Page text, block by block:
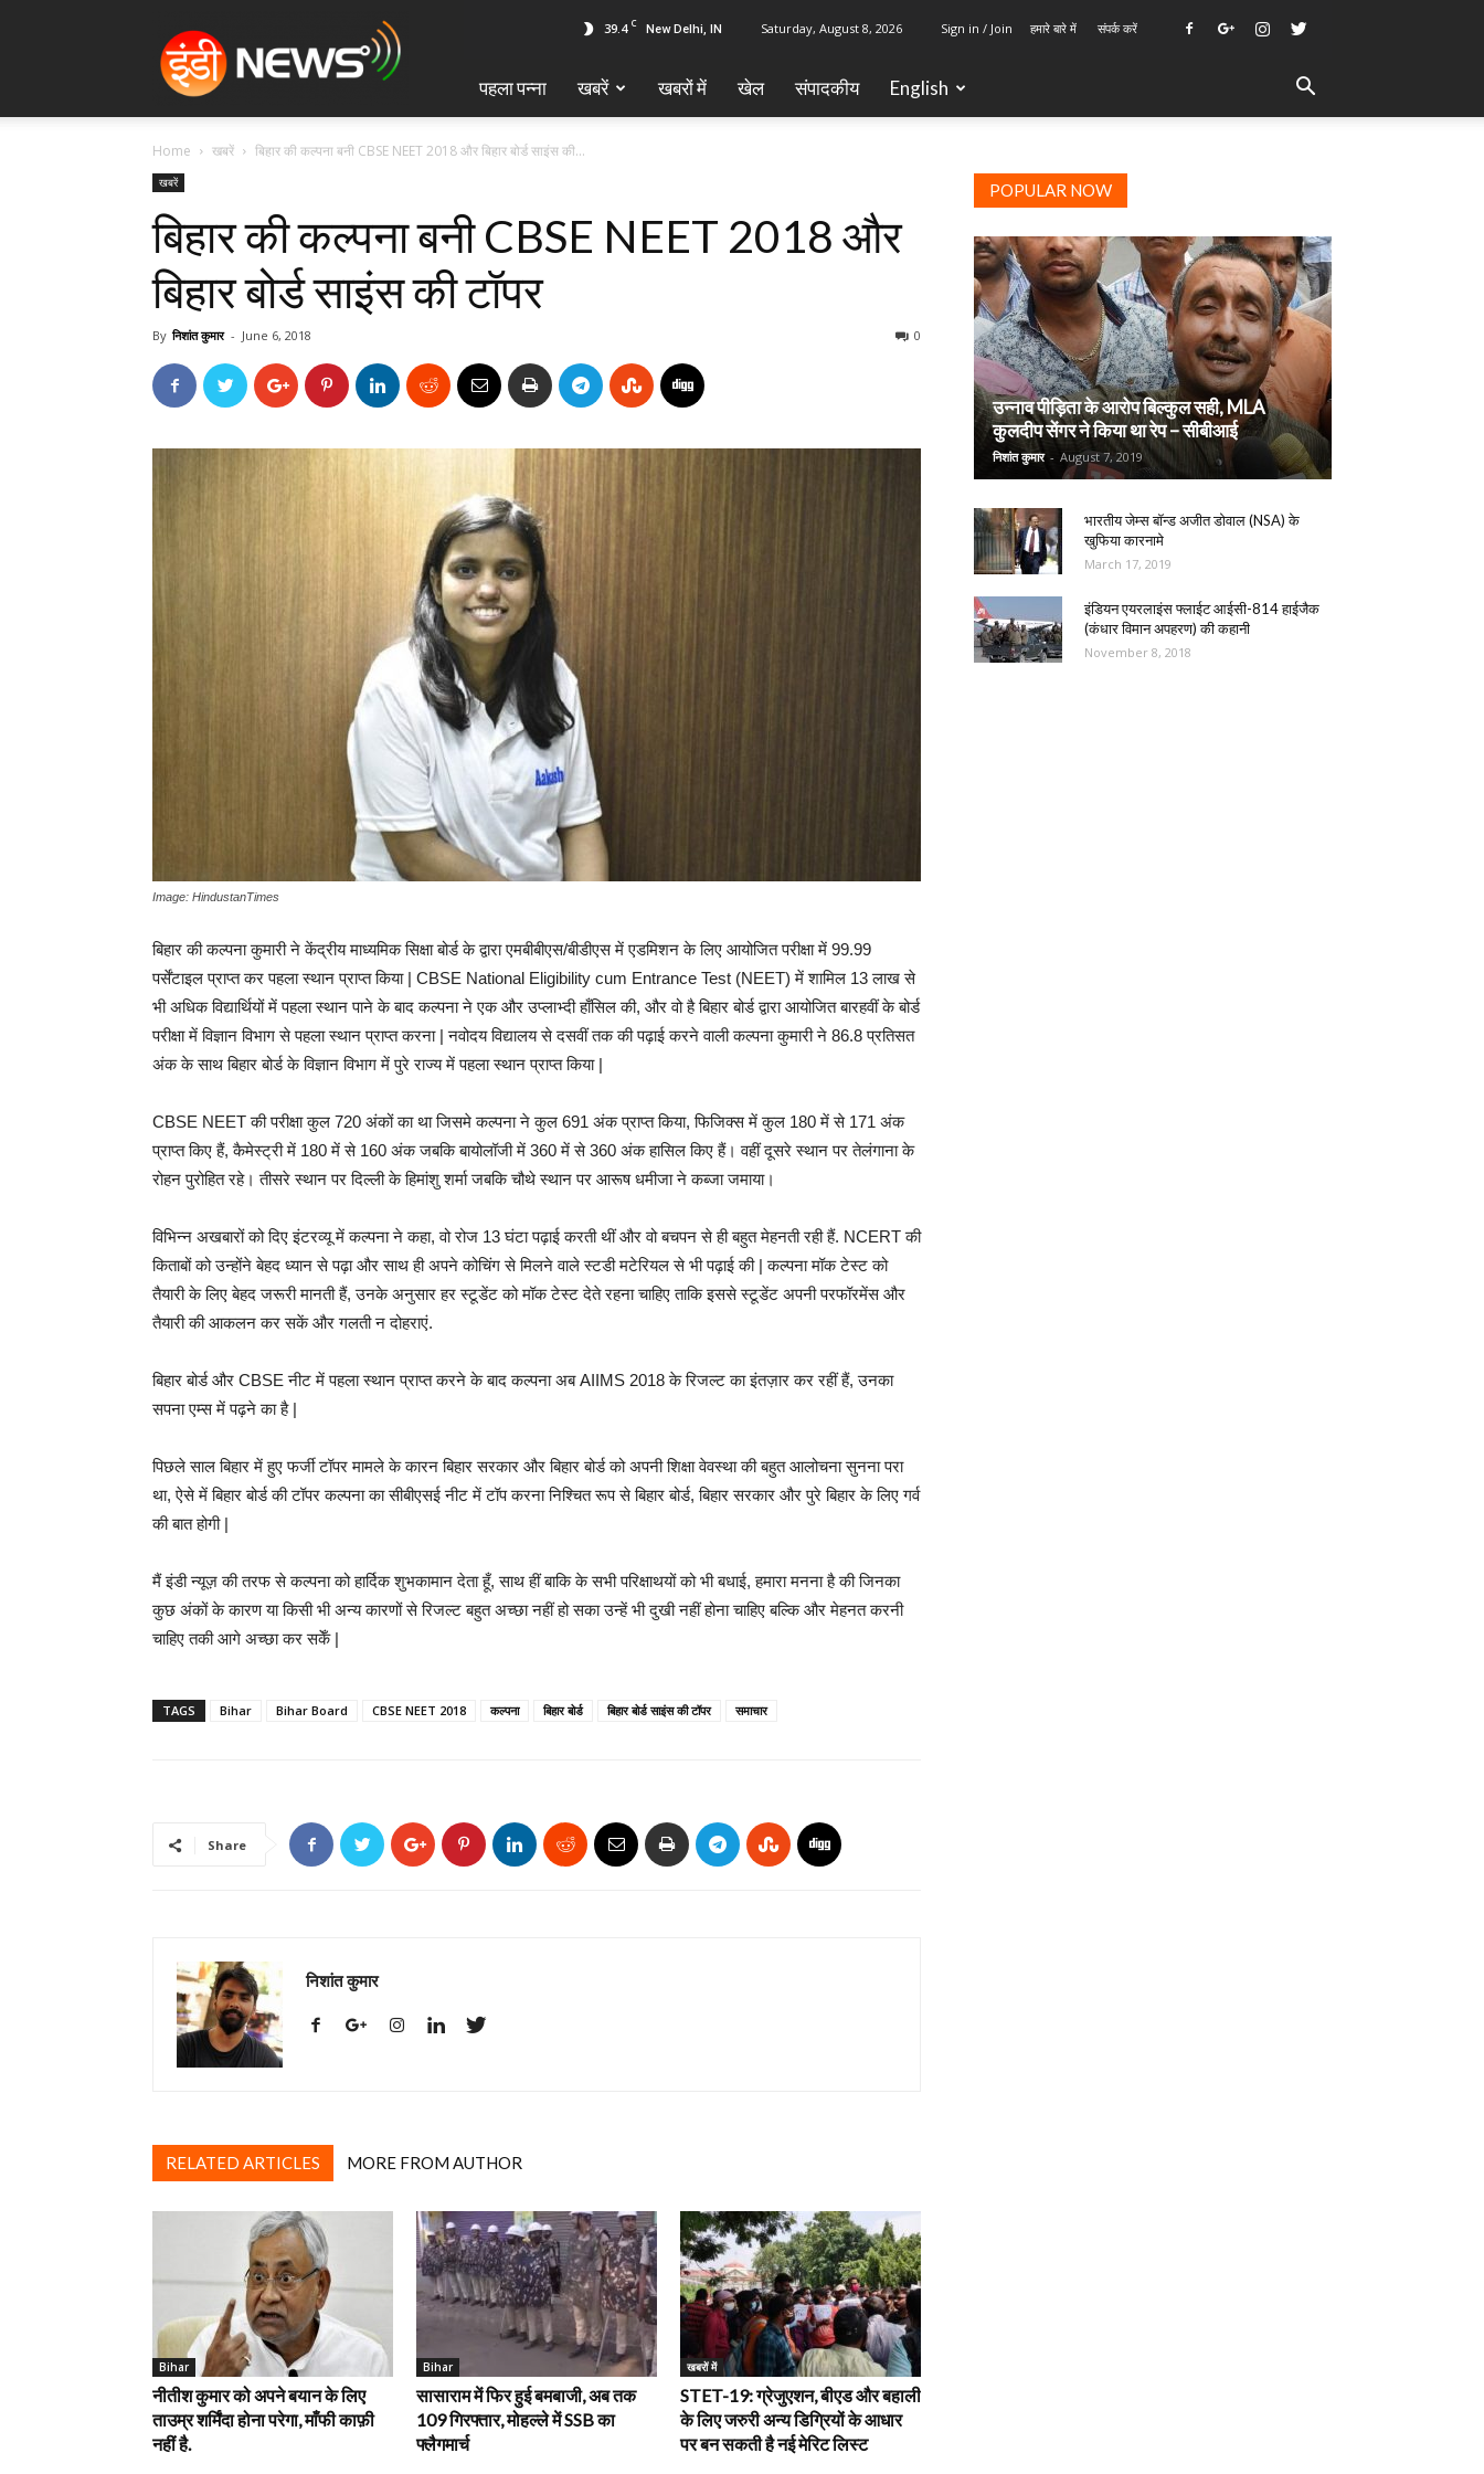
39.4 C New Delhi, IN Saturday, August 8, 2026 Sign in / Join हमारे बारे में संपर्क करें
पहला पन्ना खबरें खबरों में खेल ‎संपादकीय English
Home खबरें बिहार की कल्पना बनी CBSE NEET 2018 और बिहार बोर्ड साइंस की...
खबरें
बिहार की कल्पना बनी CBSE NEET 2018 और
बिहार बोर्ड साइंस की टॉपर
By निशांत कुमार - June 6, 2018 0
Image: HindustanTimes
बिहार की कल्पना कुमारी ने केंद्रीय माध्यमिक सिक्षा बोर्ड के द्वारा एमबीबीएस/बीडीएस में एडमिशन के लिए आयोजित परीक्षा में 99.99
पर्सेंटाइल प्राप्त कर पहला स्थान प्राप्त किया | CBSE National Eligibility cum Entrance Test (NEET) में शामिल 13 लाख से
भी अधिक विद्यार्थियों में पहला स्थान पाने के बाद कल्पना ने एक और उप्लाभ्दी हाँसिल की, और वो है बिहार बोर्ड द्वारा आयोजित बारहवीं के बोर्ड
परीक्षा में विज्ञान विभाग से पहला स्थान प्राप्त करना | नवोदय विद्यालय से दसवीं तक की पढ़ाई करने वाली कल्पना कुमारी ने 86.8 प्रतिसत
अंक के साथ बिहार बोर्ड के विज्ञान विभाग में पुरे राज्य में पहला स्थान प्राप्त किया |
CBSE NEET की परीक्षा कुल 720 अंकों का था जिसमे कल्पना ने कुल 691 अंक प्राप्त किया, फिजिक्स में कुल 180 में से 171 अंक
प्राप्त किए हैं, कैमेस्ट्री में 180 में से 160 अंक जबकि बायोलॉजी में 360 में से 360 अंक हासिल किए हैं। वहीं दूसरे स्थान पर तेलंगाना के
रोहन पुरोहित रहे। तीसरे स्थान पर दिल्ली के हिमांशु शर्मा जबकि चौथे स्थान पर आरूष धमीजा ने कब्जा जमाया।
विभिन्न अखबारों को दिए इंटरव्यू में कल्पना ने कहा, वो रोज 13 घंटा पढ़ाई करती थीं और वो बचपन से ही बहुत मेहनती रही हैं. NCERT की
किताबों को उन्होंने बेहद ध्यान से पढ़ा और साथ ही अपने कोचिंग से मिलने वाले स्टडी मटेरियल से भी पढ़ाई की | कल्पना मॉक टेस्ट को
तैयारी के लिए बेहद जरूरी मानती हैं, उनके अनुसार हर स्टूडेंट को मॉक टेस्ट देते रहना चाहिए ताकि इससे स्टूडेंट अपनी परफॉरमेंस और
तैयारी की आकलन कर सकें और गलती न दोहराएं.
बिहार बोर्ड और CBSE नीट में पहला स्थान प्राप्त करने के बाद कल्पना अब AIIMS 2018 के रिजल्ट का इंतज़ार कर रहीं हैं, उनका
सपना एम्स में पढ़ने का है |
पिछले साल बिहार में हुए फर्जी टॉपर मामले के कारन बिहार सरकार और बिहार बोर्ड को अपनी शिक्षा वेवस्था की बहुत आलोचना सुनना परा
था, ऐसे में बिहार बोर्ड की टॉपर कल्पना का सीबीएसई नीट में टॉप करना निश्चित रूप से बिहार बोर्ड, बिहार सरकार और पुरे बिहार के लिए गर्व
की बात होगी |
मैं इंडी न्यूज़ की तरफ से कल्पना को हार्दिक शुभकामान देता हूँ, साथ हीं बाकि के सभी परिक्षाथयों को भी बधाई, हमारा मनना है की जिनका
कुछ अंकों के कारण या किसी भी अन्य कारणों से रिजल्ट बहुत अच्छा नहीं हो सका उन्हें भी दुखी नहीं होना चाहिए बल्कि और मेहनत करनी
चाहिए तकी आगे अच्छा कर सकेँ |
TAGS Bihar Bihar Board CBSE NEET 2018 कल्पना बिहार बोर्ड बिहार बोर्ड साइंस की टॉपर समाचार
Share
निशांत कुमार
RELATED ARTICLES MORE FROM AUTHOR
Bihar
नीतीश कुमार को अपने बयान के लिए
ताउम्र शर्मिंदा होना परेगा, माँफी काफ़ी
नहीं है.
Bihar
सासाराम में फिर हुई बमबाजी, अब तक
109 गिरफ्तार, मोहल्ले में SSB का
फ्लैगमार्च
खबरों में
STET-19: ग्रेजुएशन, बीएड और बहाली
के लिए जरुरी अन्य डिग्रियों के आधार
पर बन सकती है नई मेरिट लिस्ट
POPULAR NOW
उन्नाव पीड़िता के आरोप बिल्कुल सही, MLA
कुलदीप सेंगर ने किया था रेप – सीबीआई
निशांत कुमार - August 7, 2019
भारतीय जेम्स बॉन्ड अजीत डोवाल (NSA) के
खुफिया कारनामे
March 17, 2019
इंडियन एयरलाइंस फ्लाईट आईसी-814 हाईजैक
(कंधार विमान अपहरण) की कहानी
November 8, 2018